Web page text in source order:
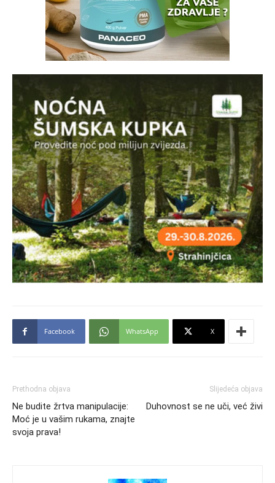
Facebook WhatsApp X
Prethodna objava
Ne budite žrtva manipulacije:
Moć je u vašim rukama, znajte
svoja prava!
Slijedeća objava
Duhovnost se ne uči, već živi